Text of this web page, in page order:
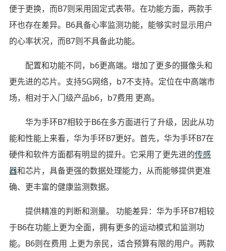
便于更换，而B7则采用固定式表带。在功能方面，两款手
环也存在差异。B6具备心率监测功能，能够实时显示用户
的心率状况，而B7则不具备此功能。
配置和功能不同，b6更高端。增加了更多的摄像头和
更先进的芯片。支持5G网络，b7不支持。定位在中高端市
场，相对于入门级产品b6，b7费用 更高。
华为手环B7相较于B6在多方面进行了升级，因此从功
能和性能上来看，华为手环B7更好。首先，华为手环B7在
硬件和软件方面都有明显的提升。它采用了更先进的传感
器和芯片，具备更强的数据处理能力，从而能够提供更准
确、更丰富的健康监测数据。
提供精准的判断和测量。 功能差异：华为手环B7相较
于B6在功能上更为全面，拥有更多的运动模式和监测功
能。B6则在费用 上更为亲民，适合预算有限的用户。两款